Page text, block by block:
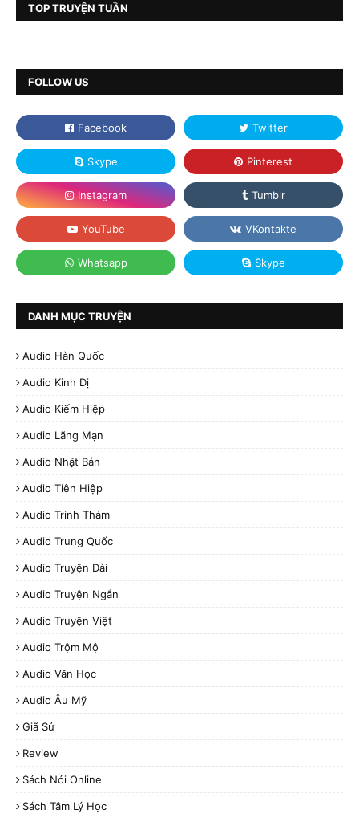
TOP TRUYỆN TUẦN
FOLLOW US
DANH MỤC TRUYỆN
Audio Hàn Quốc
Audio Kinh Dị
Audio Kiếm Hiệp
Audio Lãng Mạn
Audio Nhật Bản
Audio Tiên Hiệp
Audio Trinh Thám
Audio Trung Quốc
Audio Truyện Dài
Audio Truyện Ngắn
Audio Truyện Việt
Audio Trộm Mộ
Audio Văn Học
Audio Âu Mỹ
Giã Sử
Review
Sách Nói Online
Sách Tâm Lý Học